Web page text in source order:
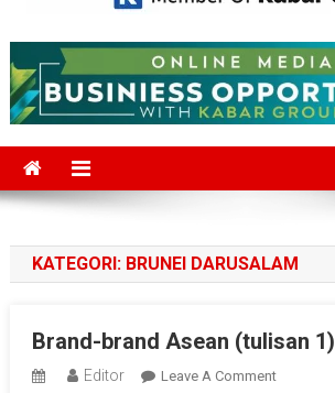
Mediajakarta.com
KATEGORI: BRUNEI DARUSALAM
Brand-brand Asean (tulisan 1)
Editor Leave A CommentOn